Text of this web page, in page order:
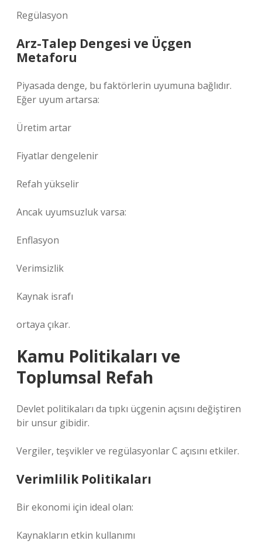
Regülasyon
Arz-Talep Dengesi ve Üçgen
Metaforu
Piyasada denge, bu faktörlerin uyumuna bağlıdır.
Eğer uyum artarsa:
Üretim artar
Fiyatlar dengelenir
Refah yükselir
Ancak uyumsuzluk varsa:
Enflasyon
Verimsizlik
Kaynak israfı
ortaya çıkar.
Kamu Politikaları ve
Toplumsal Refah
Devlet politikaları da tıpkı üçgenin açısını değiştiren
bir unsur gibidir.
Vergiler, teşvikler ve regülasyonlar C açısını etkiler.
Verimlilik Politikaları
Bir ekonomi için ideal olan:
Kaynakların etkin kullanımı